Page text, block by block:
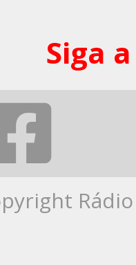
Siga